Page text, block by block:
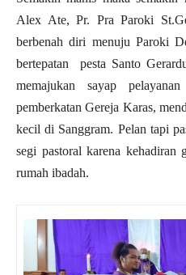
Alex Ate, Pr. Pra Paroki
berbenah diri menuju Paroki
bertepatan pesta Santo
memajukan sayap
pemberkatan Gereja Karas,
kecil di Sanggram. Pelan tapi
segi pastoral karena kehadiran
rumah ibadah.